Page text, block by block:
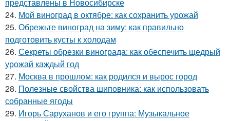
представлены в Новосибирске
24. Мой виноград в октябре: как сохранить урожай
25. Обрежьте виноград на зиму: как правильно
подготовить кусты к холодам
26. Секреты обрезки винограда: как обеспечить щедрый
урожай каждый год
27. Москва в прошлом: как родился и вырос город
28. Полезные свойства шиповника: как использовать
собранные ягоды
29. Игорь Саруханов и его группа: Музыкальное